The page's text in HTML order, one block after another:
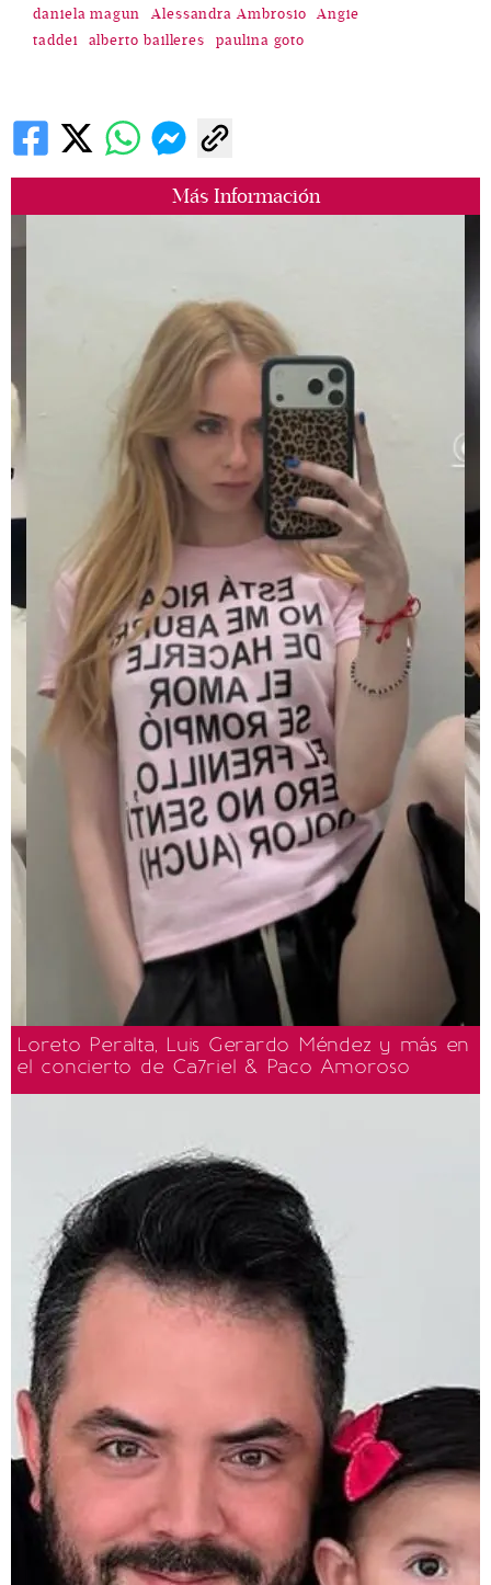
Más Información
Loreto Peralta, Luis Gerardo Méndez y más en
el concierto de Ca7riel & Paco Amoroso
daniela magun Alessandra Ambrosio
Angie
taddei
alberto bailleres paulina goto